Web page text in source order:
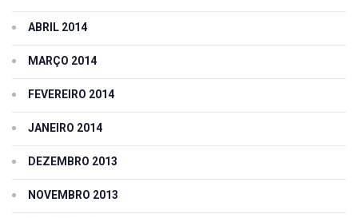
ABRIL 2014
MARÇO 2014
FEVEREIRO 2014
JANEIRO 2014
DEZEMBRO 2013
NOVEMBRO 2013